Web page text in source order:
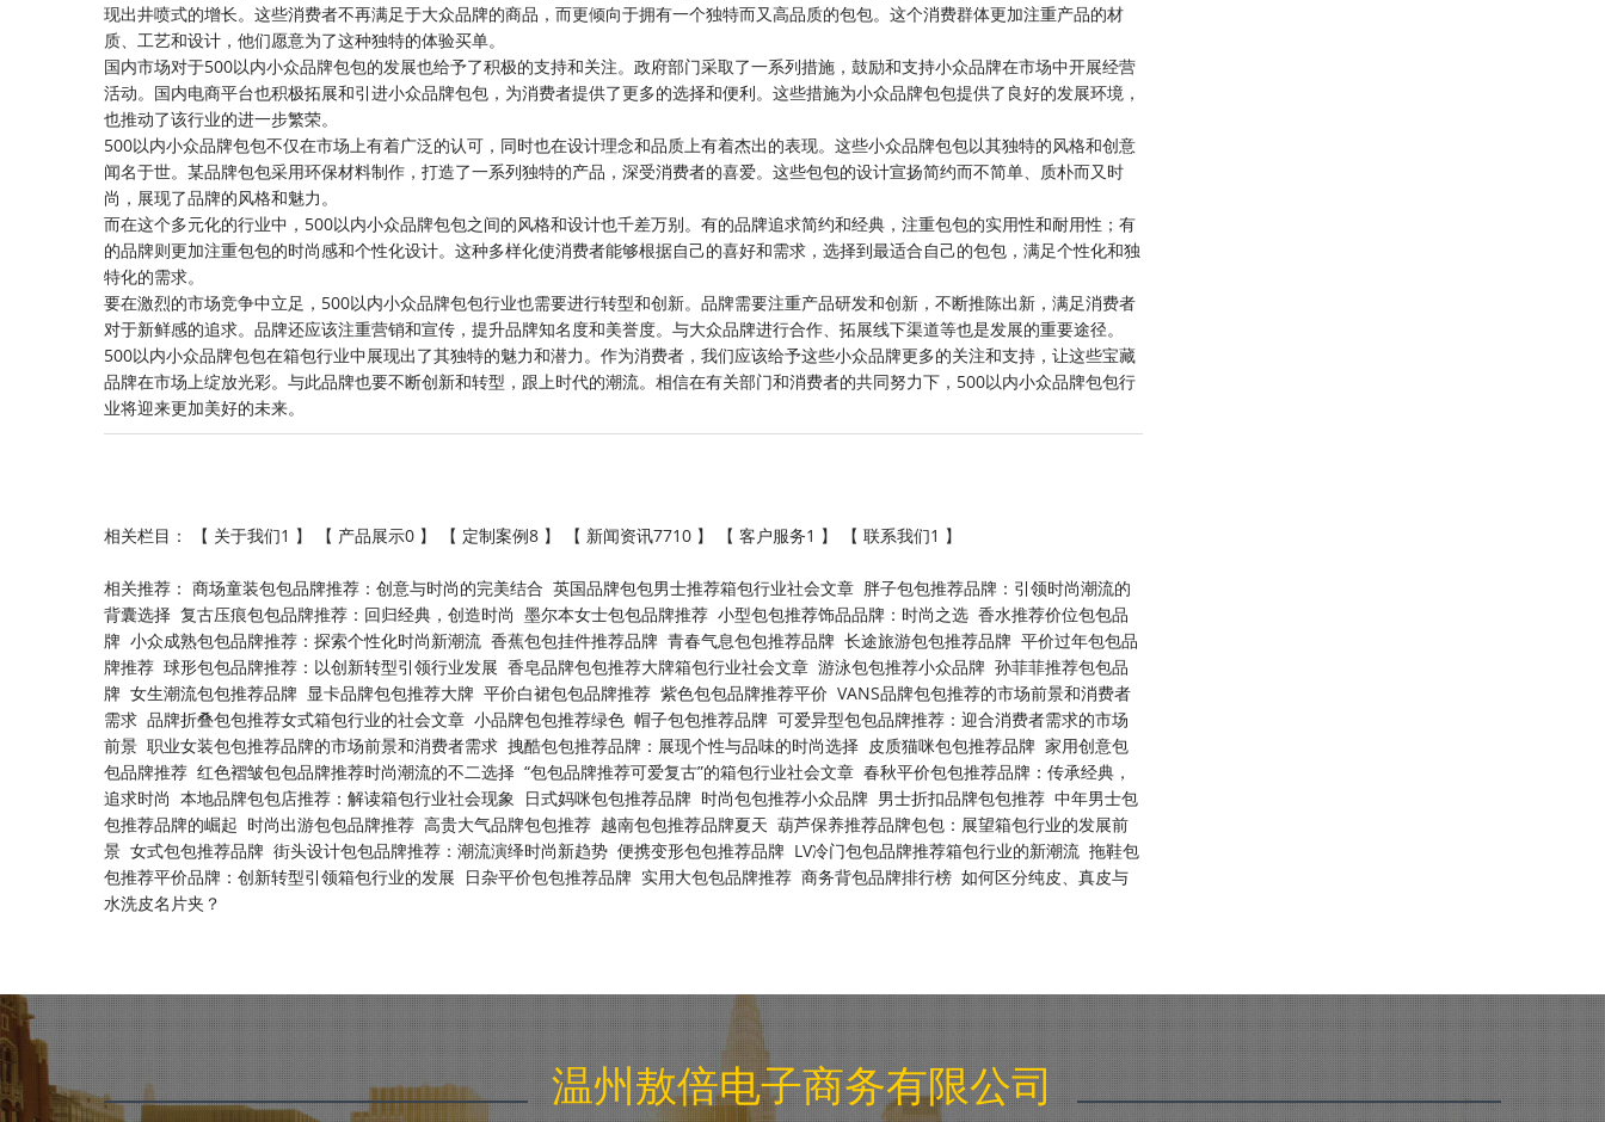
现出井喷式的增长。这些消费者不再满足于大众品牌的商品，而更倾向于拥有一个独特而又高品质的包包。这个消费群体更加注重产品的材
质、工艺和设计，他们愿意为了这种独特的体验买单。
国内市场对于500以内小众品牌包包的发展也给予了积极的支持和关注。政府部门采取了一系列措施，鼓励和支持小众品牌在市场中开展经营
活动。国内电商平台也积极拓展和引进小众品牌包包，为消费者提供了更多的选择和便利。这些措施为小众品牌包包提供了良好的发展环境，
也推动了该行业的进一步繁荣。
500以内小众品牌包包不仅在市场上有着广泛的认可，同时也在设计理念和品质上有着杰出的表现。这些小众品牌包包以其独特的风格和创意
闻名于世。某品牌包包采用环保材料制作，打造了一系列独特的产品，深受消费者的喜爱。这些包包的设计宣扬简约而不简单、质朴而又时
尚，展现了品牌的风格和魅力。
而在这个多元化的行业中，500以内小众品牌包包之间的风格和设计也千差万别。有的品牌追求简约和经典，注重包包的实用性和耐用性；有
的品牌则更加注重包包的时尚感和个性化设计。这种多样化使消费者能够根据自己的喜好和需求，选择到最适合自己的包包，满足个性化和独
特化的需求。
要在激烈的市场竞争中立足，500以内小众品牌包包行业也需要进行转型和创新。品牌需要注重产品研发和创新，不断推陈出新，满足消费者
对于新鲜感的追求。品牌还应该注重营销和宣传，提升品牌知名度和美誉度。与大众品牌进行合作、拓展线下渠道等也是发展的重要途径。
500以内小众品牌包包在箱包行业中展现出了其独特的魅力和潜力。作为消费者，我们应该给予这些小众品牌更多的关注和支持，让这些宝藏
品牌在市场上绽放光彩。与此品牌也要不断创新和转型，跟上时代的潮流。相信在有关部门和消费者的共同努力下，500以内小众品牌包包行
业将迎来更加美好的未来。
相关栏目： 【 关于我们1 】 【 产品展示0 】 【 定制案例8 】 【 新闻资讯7710 】 【 客户服务1 】 【 联系我们1 】
相关推荐： 商场童装包包品牌推荐：创意与时尚的完美结合 英国品牌包包男士推荐箱包行业社会文章 胖子包包推荐品牌：引领时尚潮流的
背囊选择 复古压痕包包品牌推荐：回归经典，创造时尚 墨尔本女士包包品牌推荐 小型包包推荐饰品品牌：时尚之选 香水推荐价位包包品
牌 小众成熟包包品牌推荐：探索个性化时尚新潮流 香蕉包包挂件推荐品牌 青春气息包包推荐品牌 长途旅游包包推荐品牌 平价过年包包品
牌推荐 球形包包品牌推荐：以创新转型引领行业发展 香皂品牌包包推荐大牌箱包行业社会文章 游泳包包推荐小众品牌 孙菲菲推荐包包品
牌 女生潮流包包推荐品牌 显卡品牌包包推荐大牌 平价白裙包包品牌推荐 紫色包包品牌推荐平价 VANS品牌包包推荐的市场前景和消费者
需求 品牌折叠包包推荐女式箱包行业的社会文章 小品牌包包推荐绿色 帽子包包推荐品牌 可爱异型包包品牌推荐：迎合消费者需求的市场
前景 职业女装包包推荐品牌的市场前景和消费者需求 拽酷包包推荐品牌：展现个性与品味的时尚选择 皮质猫咪包包推荐品牌 家用创意包
包品牌推荐 红色褶皱包包品牌推荐时尚潮流的不二选择 “包包品牌推荐可爱复古”的箱包行业社会文章 春秋平价包包推荐品牌：传承经典，
追求时尚 本地品牌包包店推荐：解读箱包行业社会现象 日式妈咪包包推荐品牌 时尚包包推荐小众品牌 男士折扣品牌包包推荐 中年男士包
包推荐品牌的崛起 时尚出游包包品牌推荐 高贵大气品牌包包推荐 越南包包推荐品牌夏天 葫芦保养推荐品牌包包：展望箱包行业的发展前
景 女式包包推荐品牌 街头设计包包品牌推荐：潮流演绎时尚新趋势 便携变形包包推荐品牌 LV冷门包包品牌推荐箱包行业的新潮流 拖鞋包
包推荐平价品牌：创新转型引领箱包行业的发展 日杂平价包包推荐品牌 实用大包包品牌推荐 商务背包品牌排行榜 如何区分纯皮、真皮与
水洗皮名片夹？
温州敖倍电子商务有限公司